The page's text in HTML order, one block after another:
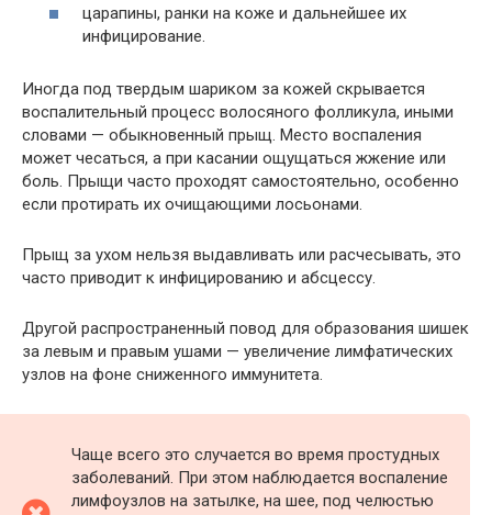
царапины, ранки на коже и дальнейшее их
инфицирование.
Иногда под твердым шариком за кожей скрывается
воспалительный процесс волосяного фолликула, иными
словами — обыкновенный прыщ. Место воспаления
может чесаться, а при касании ощущаться жжение или
боль. Прыщи часто проходят самостоятельно, особенно
если протирать их очищающими лосьонами.
Прыщ за ухом нельзя выдавливать или расчесывать, это
часто приводит к инфицированию и абсцессу.
Другой распространенный повод для образования шишек
за левым и правым ушами — увеличение лимфатических
узлов на фоне сниженного иммунитета.
Чаще всего это случается во время простудных
заболеваний. При этом наблюдается воспаление
лимфоузлов на затылке, на шее, под челюстью